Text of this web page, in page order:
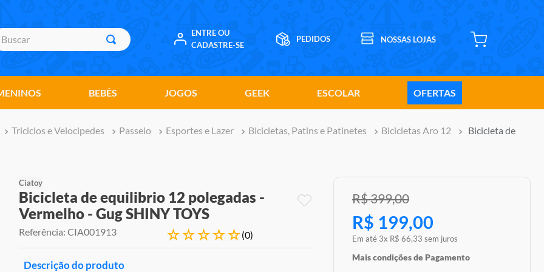
ENTRE OU
CADASTRE-SE
BEBÊS JOGOS GEEK ESCOLAR OFERTAS
Triciclos e Velocipedes Passeio Esportes e Lazer Bicicletas, Patins e Patinetes Bicicletas Aro 12
Bicicleta de
Ciatoy
Bicicleta de equilibrio 12 polegadas -
Vermelho - Gug SHINY TOYS
Referência: CIA001913 ☆☆☆☆☆(0)
Descrição do produto
R$399,00
R$ 199,00
Em até 3x R$ 66,33 sem juros
Mais condições de Pagamento